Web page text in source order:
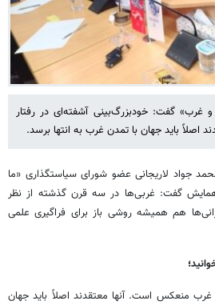
غرب» گفت: خودبزرگ‌بینی آشفته‌ای در رفتار
باید جهان با تمدن غرب به انتها برسد.
جواد لاریجانی عضو شورای سیاستگذاری «ما
گفت: غربی‌ها در سه قرن گذشته از نظر
هم همیشه روشی باز برای فراگیری علمی
غرب منعکس است. آنها معتقدند اصلاً باید جهان